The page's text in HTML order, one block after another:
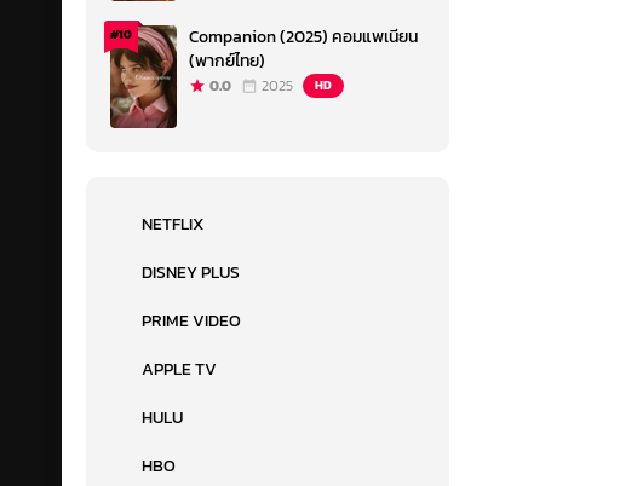
#10
Companion (2025) คอมแพเนียน
(พากย์ไทย)
0.0 2025 HD
NETFLIX
DISNEY PLUS
PRIME VIDEO
APPLE TV
HULU
HBO